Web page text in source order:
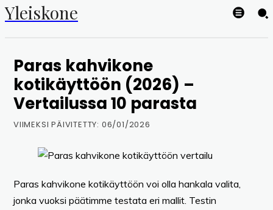
Yleiskone
Paras kahvikone
kotikäyttöön (2026) –
Vertailussa 10 parasta
VIIMEKSI PÄIVITETTY: 06/01/2026
Paras kahvikone kotikäyttöön voi olla hankala valita,
jonka vuoksi päätimme testata eri mallit. Testin